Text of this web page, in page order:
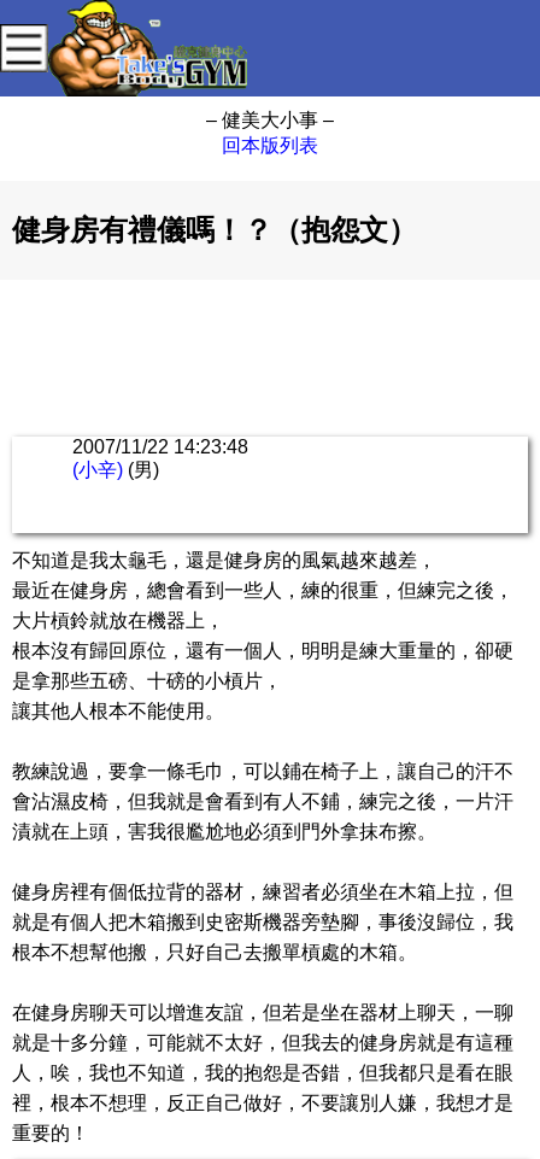
– 健美大小事 –
回本版列表
健身房有禮儀嗎！？（抱怨文）
2007/11/22 14:23:48
(小辛) (男)
不知道是我太龜毛，還是健身房的風氣越來越差，
最近在健身房，總會看到一些人，練的很重，但練完之後，
大片槓鈴就放在機器上，
根本沒有歸回原位，還有一個人，明明是練大重量的，卻硬
是拿那些五磅、十磅的小槓片，
讓其他人根本不能使用。
教練說過，要拿一條毛巾，可以鋪在椅子上，讓自己的汗不
會沾濕皮椅，但我就是會看到有人不鋪，練完之後，一片汗
漬就在上頭，害我很尷尬地必須到門外拿抹布擦。
健身房裡有個低拉背的器材，練習者必須坐在木箱上拉，但
就是有個人把木箱搬到史密斯機器旁墊腳，事後沒歸位，我
根本不想幫他搬，只好自己去搬單槓處的木箱。
在健身房聊天可以增進友誼，但若是坐在器材上聊天，一聊
就是十多分鐘，可能就不太好，但我去的健身房就是有這種
人，唉，我也不知道，我的抱怨是否錯，但我都只是看在眼
裡，根本不想理，反正自己做好，不要讓別人嫌，我想才是
重要的！